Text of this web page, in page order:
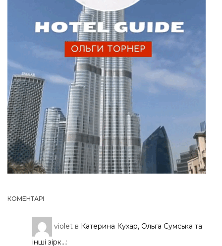
КОМЕНТАРІ
violet в Катерина Кухар, Ольга Сумська та
інші зірк...: